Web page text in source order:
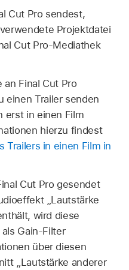
Cut Pro sendest,
Projektdatei
Cut Pro-Mediathek
an Final Cut Pro
einen Trailer senden
erst in einen Film
hierzu findest
Trailers in einen Film in
Cut Pro gesendet
„Lautstärke
wird diese
Gain-Filter
über diesen
„Lautstärke anderer